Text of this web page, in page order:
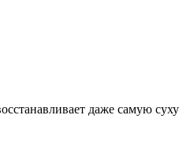
даже самую